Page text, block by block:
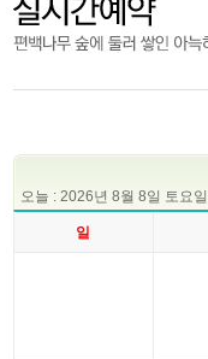
오늘 : 2026년 8월 8일 토요일
일